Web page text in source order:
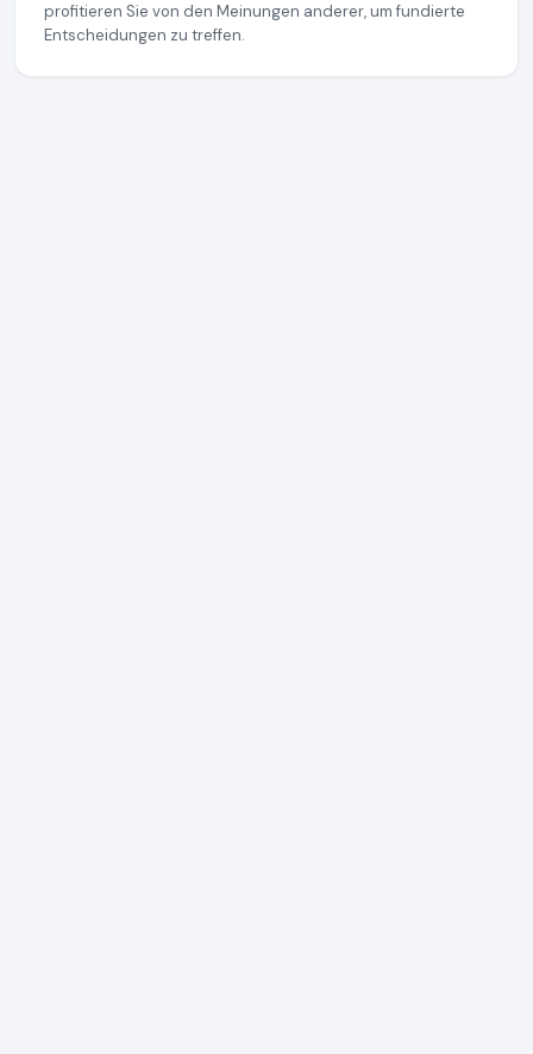
profitieren Sie von den Meinungen anderer, um fundierte
Entscheidungen zu treffen.